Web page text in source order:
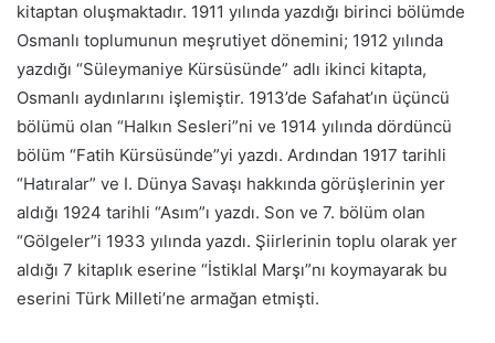
kitaptan oluşmaktadır. 1911 yılında yazdığı birinci bölümde
Osmanlı toplumunun meşrutiyet dönemini; 1912 yılında
yazdığı “Süleymaniye Kürsüsünde” adlı ikinci kitapta,
Osmanlı aydınlarını işlemiştir. 1913’de Safahat’ın üçüncü
bölümü olan “Halkın Sesleri”ni ve 1914 yılında dördüncü
bölüm “Fatih Kürsüsünde”yi yazdı. Ardından 1917 tarihli
“Hatıralar” ve I. Dünya Savaşı hakkında görüşlerinin yer
aldığı 1924 tarihli “Asım”ı yazdı. Son ve 7. bölüm olan
“Gölgeler”i 1933 yılında yazdı. Şiirlerinin toplu olarak yer
aldığı 7 kitaplık eserine “İstiklal Marşı”nı koymayarak bu
eserini Türk Milleti’ne armağan etmişti.